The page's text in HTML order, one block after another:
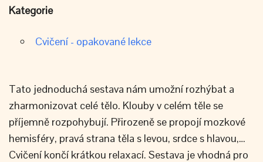
Kategorie
Cvičení - opakované lekce
Tato jednoduchá sestava nám umožní rozhýbat a
zharmonizovat celé tělo. Klouby v celém těle se
příjemně rozpohybují. Přirozeně se propojí mozkové
hemisféry, pravá strana těla s levou, srdce s hlavou,…
Cvičení končí krátkou relaxací. Sestava je vhodná pro